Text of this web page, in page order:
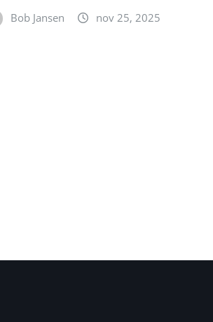
Bob Jansen nov 25, 2025